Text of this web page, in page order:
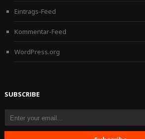
Eintrags-Feed
Kommentar-Feed
WordPress.org
SUBSCRIBE